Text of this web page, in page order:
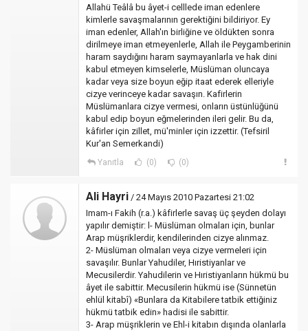
Allahü Teâlâ bu âyet-i celllede iman edenlere
kimlerle savaşmalarının gerektiğini bildiriyor. Ey
iman edenler, Allah'ın birliğine ve öldükten sonra
dirilmeye iman etmeyenlerle, Allah ile Peygamberinin
haram saydığını haram saymayanlarla ve hak dini
kabul etmeyen kimselerle, Müslüman oluncaya
kadar veya size boyun eğip itaat ederek elleriyle
cizye verinceye kadar savaşın. Kafirlerin
Müslümanlara cizye vermesi, onların üstünlüğünü
kabul edip boyun eğmelerinden ileri gelir. Bu da,
kâfirler için zillet, mü'minler için izzettir. (Tefsiril
Kur'an Semerkandi)
Yanıtla (0) (0)
Ali Hayri / 24 Mayıs 2010 Pazartesi 21:02
Imam-ı Fakih (r.a.) kâfirlerle savaş üç şeyden dolayı
yapılır demiştir: l- Müslüman olmaları için, bunlar
Arap müşriklerdir, kendilerinden cizye alınmaz.
2- Müslüman olmaları veya cizye vermeleri için
savaşılır. Bunlar Yahudiler, Hıristiyanlar ve
Mecusilerdir. Yahudilerin ve Hıristiyanların hükmü bu
âyet ile sabittir. Mecusilerin hükmü ise (Sünnetün
ehlül kitabî) «Bunlara da Kitabilere tatbik ettiğiniz
hükmü tatbik edin» hadisi ile sabittir.
3- Arap müşriklerin ve Ehl-i kitabın dışında olanlarla